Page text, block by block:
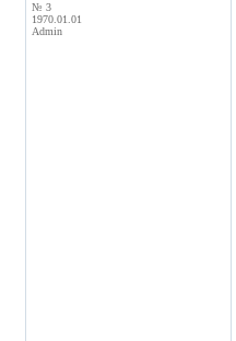
№ 3
1970.01.01
Admin